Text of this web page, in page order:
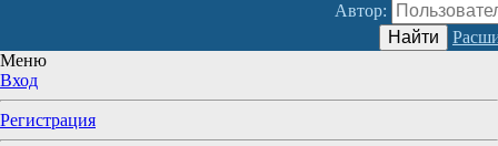
Автор:
Найти
Меню
Вход
Регистрация